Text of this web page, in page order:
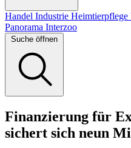
Handel Industrie Heimtierpflege
Panorama Interzoo
Suche öffnen
Finanzierung für
sichert sich neun